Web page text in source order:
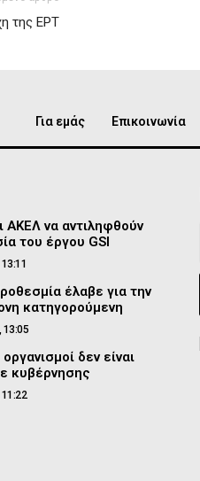
της ΕΡΤ
Για εμάς Επικοινωνία
να αντιληφθούν
του έργου GSI
έλαβε για την
κατηγορούμενη
13:05
δεν είναι
κυβέρνησης